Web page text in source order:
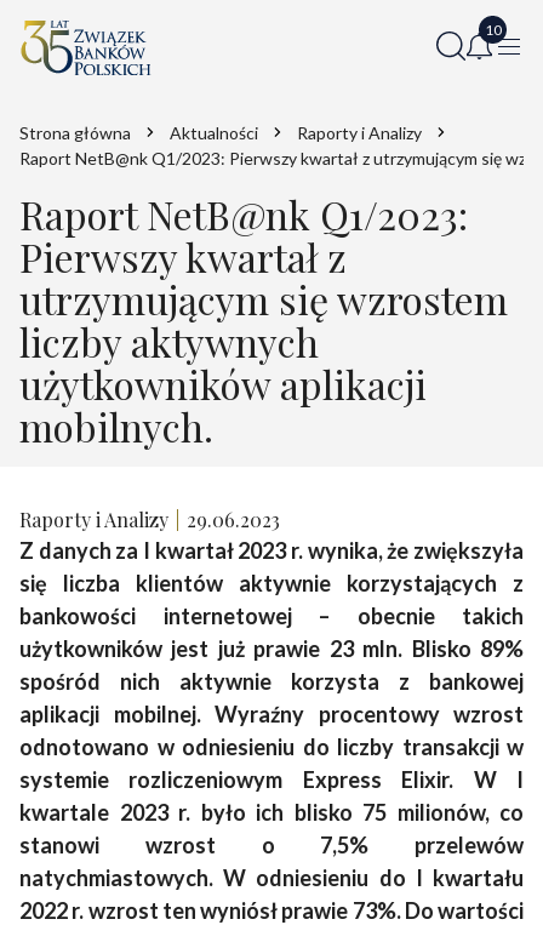
Strona główna Aktualności
Raporty i Analizy
Raport NetB@nk Q1/2023: Pierwszy kwartał z utrzymującym się
Raport NetB@nk Q1/2023:
Pierwszy kwartał z
utrzymującym się wzrostem
liczby aktywnych
użytkowników aplikacji
mobilnych.
Raporty i Analizy 29.06.2023
Z danych za I kwartał 2023 r. wynika, że zwiększyła
się liczba klientów aktywnie korzystających z
bankowości internetowej – obecnie takich
użytkowników jest już prawie 23 mln. Blisko 89%
spośród nich aktywnie korzysta z bankowej
aplikacji mobilnej. Wyraźny procentowy wzrost
odnotowano w odniesieniu do liczby transakcji w
systemie rozliczeniowym Express Elixir. W I
kwartale 2023 r. było ich blisko 75 milionów, co
stanowi wzrost o 7,5% przelewów
natychmiastowych. W odniesieniu do I kwartału
2022 r. wzrost ten wyniósł prawie 73%. Do wartości